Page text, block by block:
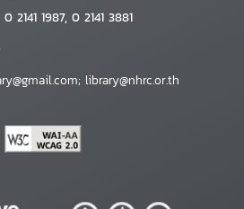
2141 1987, 0 2141 3881
library@nhrc.or.th